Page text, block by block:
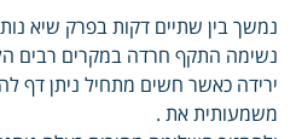
נמשך בין שתיים דקות בפרק שיא
נשימה התקף חרדה במקרים רבים
ירידה כאשר חשים מתחיל ניתן דף
משמעותית את .